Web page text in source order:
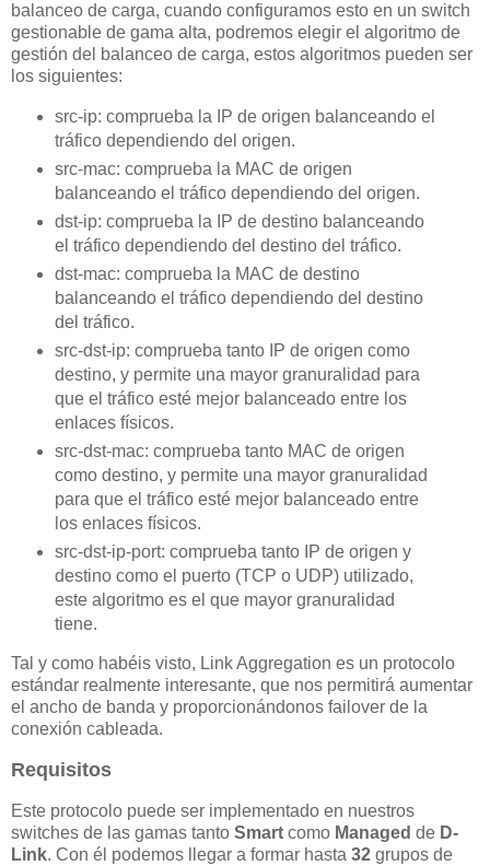
balanceo de carga, cuando configuramos esto en un switch
gestionable de gama alta, podremos elegir el algoritmo de
gestión del balanceo de carga, estos algoritmos pueden ser
los siguientes:
src-ip: comprueba la IP de origen balanceando el
tráfico dependiendo del origen.
src-mac: comprueba la MAC de origen
balanceando el tráfico dependiendo del origen.
dst-ip: comprueba la IP de destino balanceando
el tráfico dependiendo del destino del tráfico.
dst-mac: comprueba la MAC de destino
balanceando el tráfico dependiendo del destino
del tráfico.
src-dst-ip: comprueba tanto IP de origen como
destino, y permite una mayor granuralidad para
que el tráfico esté mejor balanceado entre los
enlaces físicos.
src-dst-mac: comprueba tanto MAC de origen
como destino, y permite una mayor granuralidad
para que el tráfico esté mejor balanceado entre
los enlaces físicos.
src-dst-ip-port: comprueba tanto IP de origen y
destino como el puerto (TCP o UDP) utilizado,
este algoritmo es el que mayor granuralidad
tiene.
Tal y como habéis visto, Link Aggregation es un protocolo
estándar realmente interesante, que nos permitirá aumentar
el ancho de banda y proporcionándonos failover de la
conexión cableada.
Requisitos
Este protocolo puede ser implementado en nuestros
switches de las gamas tanto Smart como Managed de D-
Link. Con él podemos llegar a formar hasta 32 grupos de